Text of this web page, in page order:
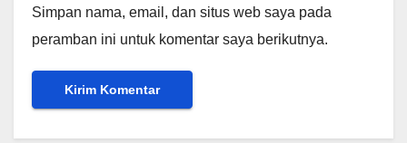
Simpan nama, email, dan situs web saya pada
peramban ini untuk komentar saya berikutnya.